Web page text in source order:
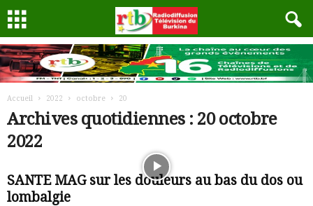
Accueil 2022 octobre 20
Archives quotidiennes : 20 octobre
2022
SANTE MAG sur les douleurs au bas du dos ou
lombalgie